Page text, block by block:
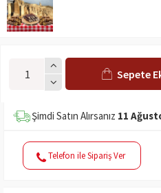
Sepete
Şimdi Satın Alırsanız 11
Telefon ile Sipariş Ver